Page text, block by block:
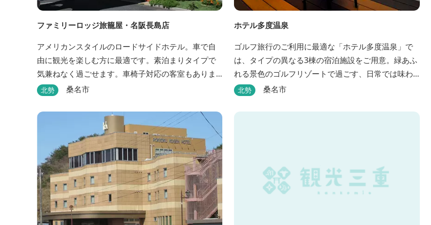
ファミリーロッジ旅籠屋・名阪長島店
アメリカンスタイルのロードサイドホテル。車で自
由に観光を楽しむ方に最適です。素泊まりタイプで
気兼ねなく過ごせます。車椅子対応の客室もありま
す。
北勢 桑名市
ホテル多度温泉
ゴルフ旅行のご利用に最適な「ホテル多度温泉」で
は、タイプの異なる3棟の宿泊施設をご用意。緑あふ
れる景色のゴルフリゾートで過ごす、日常では味わ
えない優雅なリゾートステイをお楽しみ下さい。
北勢 桑名市